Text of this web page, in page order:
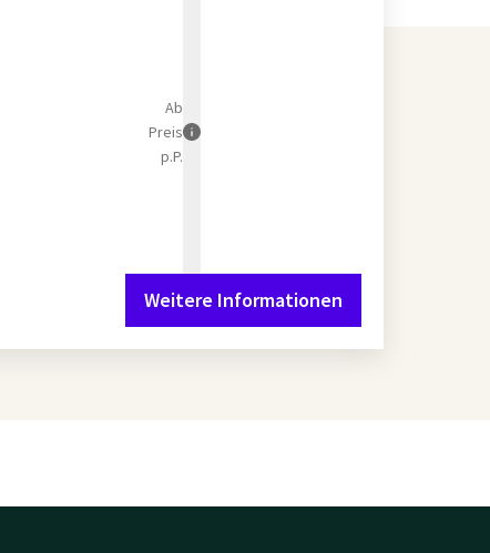
Ab
Preis
p.P.
Weitere Informationen